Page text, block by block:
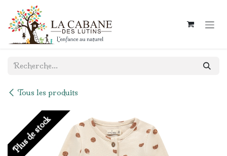
Se rendre au contenu
Tous les produits
Plus de stock